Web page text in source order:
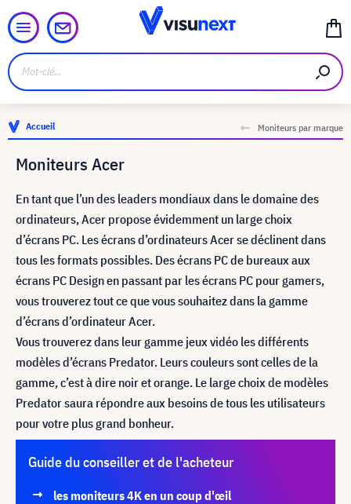
Accueil Moniteurs par marque
Moniteurs Acer
En tant que l’un des leaders mondiaux dans le domaine des
ordinateurs, Acer propose évidemment un large choix
d’écrans PC. Les écrans d’ordinateurs Acer se déclinent dans
tous les formats possibles. Des écrans PC de bureaux aux
écrans PC Design en passant par les écrans PC pour gamers,
vous trouverez tout ce que vous souhaitez dans la gamme
d’écrans d’ordinateur Acer.
Vous trouverez dans leur gamme jeux vidéo les différents
modèles d’écrans Predator. Leurs couleurs sont celles de la
gamme, c’est à dire noir et orange. Le large choix de modèles
Predator saura répondre aux besoins de tous les utilisateurs
pour votre plus grand bonheur.
Guide du conseiller et de l'acheteur
les moniteurs 4K en un coup d'œil